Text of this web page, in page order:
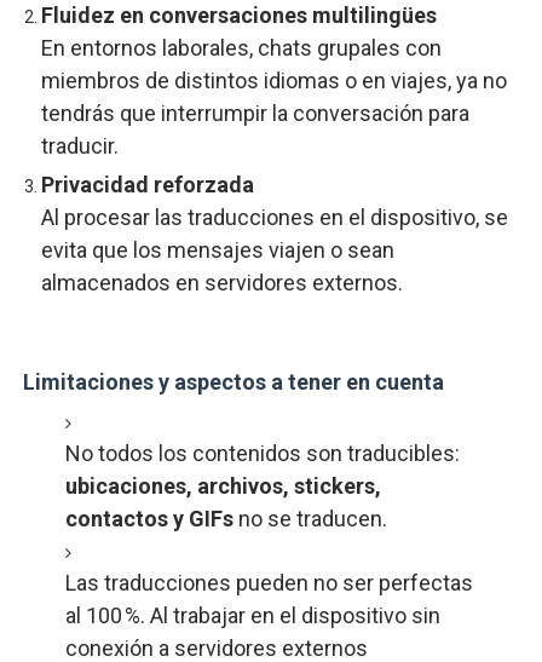
Fluidez en conversaciones multilingües
En entornos laborales, chats grupales con
miembros de distintos idiomas o en viajes, ya no
tendrás que interrumpir la conversación para
traducir.
Privacidad reforzada
Al procesar las traducciones en el dispositivo, se
evita que los mensajes viajen o sean
almacenados en servidores externos.
Limitaciones y aspectos a tener en cuenta
No todos los contenidos son traducibles:
ubicaciones, archivos, stickers,
contactos y GIFsno se traducen.
Las traducciones pueden no ser perfectas
al 100 %. Al trabajar en el dispositivo sin
conexión a servidores externos